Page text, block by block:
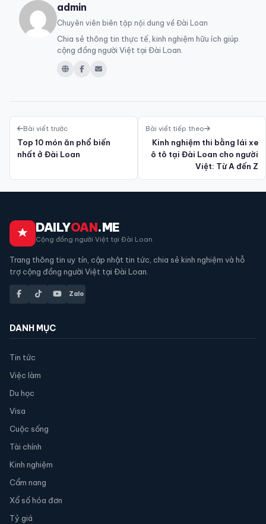
admin
Chuyên viên biên tập nội dung về Đài Loan
Chia sẻ thông tin thực tế, kinh nghiệm hữu ích giúp
cộng đồng người Việt tại Đài Loan.
Bài viết trước
Top 10 món ăn phổ biến
nhất ở Đài Loan
Bài viết tiếp theo
Kinh nghiệm thi bằng lái xe
ô tô tại Đài Loan cho người
Việt: Từ A đến Z
DAILYOAN.ME
Cộng đồng người Việt tại Đài Loan
Trang thông tin uy tín, cập nhật tin tức, chia sẻ kinh nghiệm và hỗ
trợ cộng đồng người Việt tại Đài Loan.
Zalo
DANH MỤC
Tin tức
Việc làm
Du học
Visa
Cuộc sống
Tài chính
Kinh nghiệm
Cẩm nang
Xổ số hóa đơn
Tỷ giá